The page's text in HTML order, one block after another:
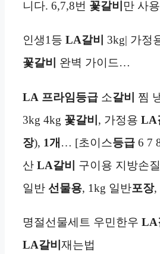
니다. 6,7,8번 꽃갈비 만 사
인생1등 LA갈비 3kg| 가정
꽃갈비
완벽 가이드…
LA 프라임등급 소갈비
찜
3kg 4kg 꽃갈비 , 가정용 LA
장), 1개 … [초이스등급 6 7
산 LA갈비
구이용 지방손
일반 선물용, 1kg 일반포장,
명절선물세트 우민한우 LA
LA갈비 재는법